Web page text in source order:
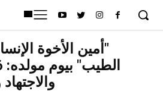
"أمين الأخوة